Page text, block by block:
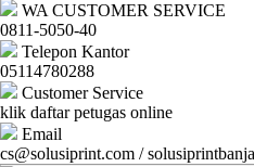
WA CUSTOMER SERVICE
0811-5050-40
Telepon Kantor
05114780288
Customer Service
klik daftar petugas online
Email
cs@solusiprint.com /